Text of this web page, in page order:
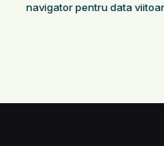
navigator pentru data